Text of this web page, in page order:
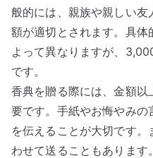
般的には、親族や親しい
額が適切とされます。具
よって異なりますが、
です。
香典を贈る際には、金額
要です。手紙やお悔やみ
を伝えることが大切です
わせて送ることもあります。